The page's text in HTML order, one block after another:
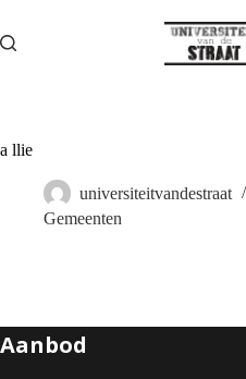
de
a llie
universiteitvandestraat
Gemeenten
Aanbod